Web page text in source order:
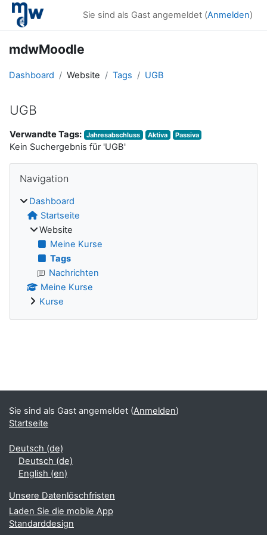
Zum Hauptinhalt
Sie sind als Gast angemeldet (Anmelden)
mdwMoodle
Dashboard Website Tags UGB
UGB
Verwandte Tags: Jahresabschluss Aktiva Passiva
Kein Suchergebnis für 'UGB'
Blöcke
Navigation
Dashboard
Startseite
Website
Meine Kurse
Tags
Nachrichten
Meine Kurse
Kurse
Sie sind als Gast angemeldet (Anmelden)
Startseite
Deutsch ‎(de)‎
Deutsch ‎(de)‎
English ‎(en)‎
Unsere Datenlöschfristen
Laden Sie die mobile App
Standarddesign